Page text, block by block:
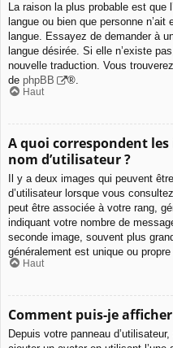
La raison la plus probable est que
langue ou bien que personne
langue. Essayez de demander à
langue désirée. Si elle n’existe
nouvelle traduction. Vous
de phpBB ®.
Haut
A quoi correspondent
nom d’utilisateur ?
Il y a deux images qui peuvent
d’utilisateur lorsque vous
peut être associée à votre rang,
indiquant votre nombre de
seconde image, souvent plus
généralement est unique ou
Haut
Comment puis-je
Depuis votre panneau